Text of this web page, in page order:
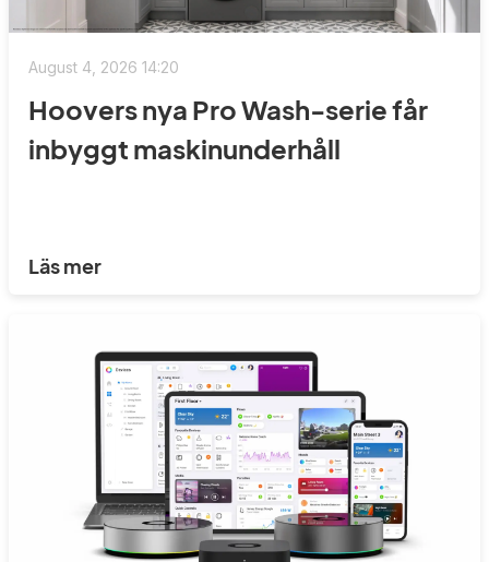
August 4, 2026 14:20
Hoovers nya Pro Wash-serie får
inbyggt maskinunderhåll
Läs mer